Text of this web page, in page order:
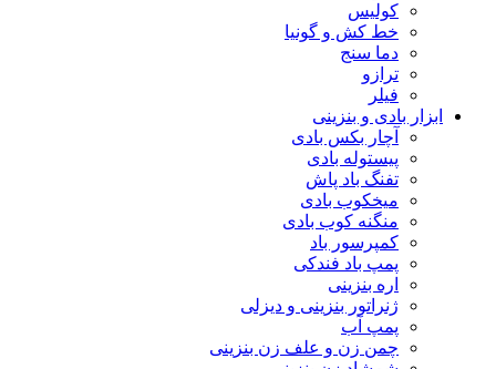
کولیس
خط کش و گونیا
دما سنج
ترازو
فیلر
ابزار بادی و بنزینی
آچار بکس بادی
پیستوله بادی
تفنگ باد پاش
میخکوب بادی
منگنه کوب بادی
کمپرسور باد
پمپ باد فندکی
اره بنزینی
ژنراتور بنزینی و دیزلی
پمپ آب
چمن زن و علف زن بنزینی